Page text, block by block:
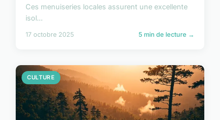
Ces menuiseries locales assurent une excellente
isol...
17 octobre 2025 5 min de lecture →
CULTURE